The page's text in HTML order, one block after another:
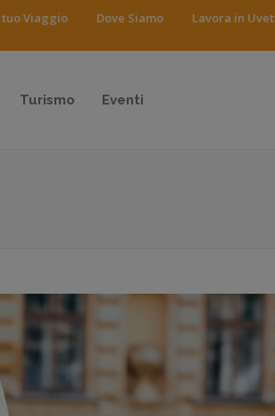
Viaggio Dove Siamo Lavora in Uvet
Turismo Eventi